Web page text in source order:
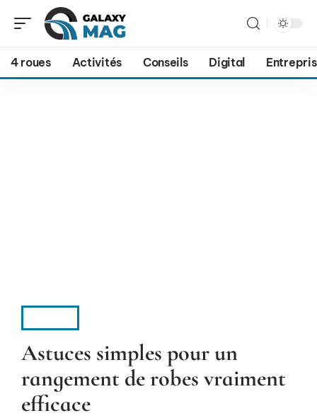
4 roues Activités Conseils Digital
Astuces simples pour un
rangement de robes vraiment
efficace